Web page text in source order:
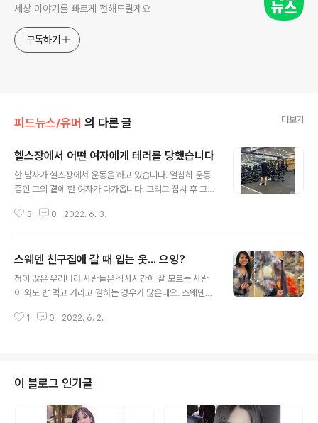
세상 이야기를 빠르게 전해드릴게요
구독하기
피드뉴스/유머 의 다른 글 더보기
헬스장에서 어떤 여자에게 테러를 당했습니다
한 남자가 헬스장에서 운동을 하고 있습니다. 열심히 운동
중인 그의 곁에 한 여자가 다가옵니다. 그리고 잠시 후 그는
런 일을 당한다면 어떻게 하시겠습니까? 라는 질문에 네티
년 2월 25일생으로 올해 나이 26살입니다. 윤영서는 키 1
65cm에 볼류감 넘치는 몸매를 지녔습니다. 학력은 한국
영상대학교 스튜어디스과입니다. 윤영서는 2014년 KGC
스타 비키니 바디대역 다이어트 자극짤 남친 모델 김보라
3 0 2022. 6. 3.
스웨덴 친구집에 갈 때 입는 옷... 으잉?
정이 많은 우리나라 사람들은 식사시간에 잘 모르는 사람
이 와도 밥 먹고 가라고 권하는 경우가 많은데요. 스웨덴에
그래서 친구 집에 갈 때 이렇게 입는다는군요... 세상에나....
주목받은 연하나는 세계 5대 미인대회 중 하나라고 불리우
는 미스인터콘티넨탈 대회에 참가하여 2018년 미스인터
콘티넨탈 서울선발대회 2위, 한국 feednews.co.kr 전예
빈 나이 인스타 몸매 비키니 레깅스 예스페셜리 대표 쇼핑
1 0 2022. 6. 2.
이 블로그 인기글